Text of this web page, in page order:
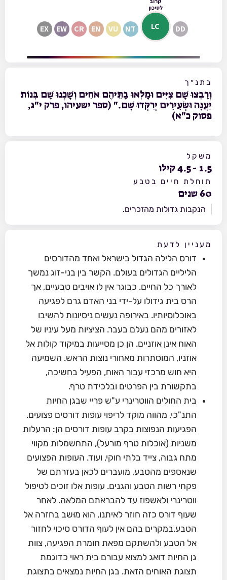
DD
לסיכון
LC
NT
VU
EN
CR
EW
EX
בתנ״ך
וְרָבְצוּ שָׁם צִיִּים וּמָלְאוּ בָתֵּיהֶם אֹחִים וְשָׁכְנוּ שָׁם בְּנוֹת
יַעֲנָה וּשְׂעִירִים יְרַקְּדוּ שָׁם." (ספר ישעיהו, פרק י"ג,
פסוק כ"א)
משקל
1.5
-
4.5קילו
תוחלת חיים בטבע
60 שנים
הנקבות גדולות מהזכרים.
מעניין לדעת
דורס הלילה הגדול בישראל ואחד מהדורסים
הליליים הגדולים בעולם. הקשר בין בני-זוג נמשך
לאורך כל החיים. כבוגר אין לו אויבים טבעיים, אך
הרס בית גידולו על-ידי בני האדם גרם לפגיעה
באוכלוסיותיו. באירופה נעשים ניסיונות להשיבו
לאזורים מהם נעלם בעבר. הציציות מעל עיניו של
האוח אינן אוזניים. הן כן מסייעות במיקוד קולות אל
אוזניו, המוסתרות מאחורי נוצות הראש. השמיעה
היא חוש מרכזי עבור האוח, הפעיל בחשיכה,
בתקשורת בין הפרטים ובלכידת טרף.
בית החולים הווטרינרי ע"ש פריי שבגן החיות
התנ"כי, מהווה מוקד לריפוי עופות דורסים פצועים.
הפגיעות הנפוצות בקרב עופות דורסים הן: הרעלות
משניות (אוכלות טרף מורעל), התחשמלות מקווי
מתח גבוה, צייד בלתי חוקי, ועוד. העופות הפצועים
שנאספים מהטבע, מועברים לכאן בעזרתם של
פקחי רשות הטבע והגנים. עופות אלו זוכים לטיפול
ווטרינרי ולאשפוז עד להבראתם המלאה. לאחר
שעוף דורס כזה חוזר לאיתנו, הוא מוּשב בחזרה אל
הטבע.במקרים בהם אין לעוף הדורס סיכוי לחזור
אל הטבע ולהשתקם מפאת חומרת הפגיעה, צוות
גן החיות דואג למצוא עבורם בית ראוי כדוגמת
תצוגת האוחים הזאת. בגן החיות נמצאים בתצוגת